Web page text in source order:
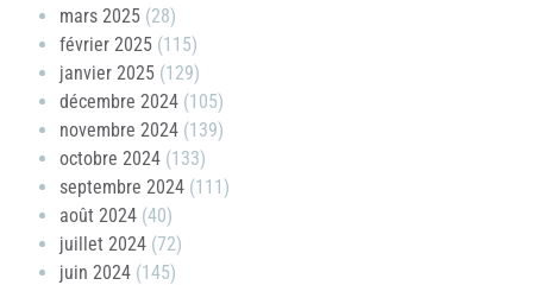
mars 2025 (28)
février 2025 (115)
janvier 2025 (129)
décembre 2024 (105)
novembre 2024 (139)
octobre 2024 (133)
septembre 2024 (111)
août 2024 (40)
juillet 2024 (72)
juin 2024 (145)